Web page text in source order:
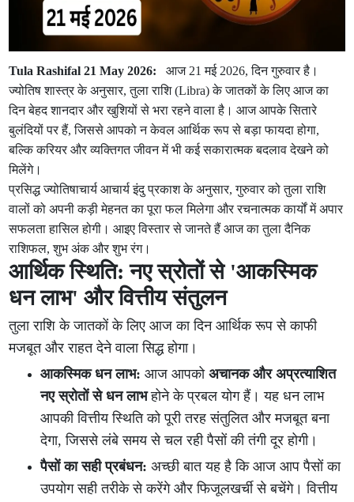
Tula Rashifal 21 May 2026: आज 21 मई 2026, दिन गुरुवार है।
ज्योतिष शास्त्र के अनुसार, तुला राशि (Libra) के जातकों के लिए आज का
दिन बेहद शानदार और खुशियों से भरा रहने वाला है। आज आपके सितारे
बुलंदियों पर हैं, जिससे आपको न केवल आर्थिक रूप से बड़ा फायदा होगा,
बल्कि करियर और व्यक्तिगत जीवन में भी कई सकारात्मक बदलाव देखने को
मिलेंगे।
प्रसिद्ध ज्योतिषाचार्य आचार्य इंदु प्रकाश के अनुसार, गुरुवार को तुला राशि
वालों को अपनी कड़ी मेहनत का पूरा फल मिलेगा और रचनात्मक कार्यों में अपार
सफलता हासिल होगी। आइए विस्तार से जानते हैं आज का तुला दैनिक
राशिफल, शुभ अंक और शुभ रंग।
आर्थिक स्थिति: नए स्रोतों से 'आकस्मिक
धन लाभ' और वित्तीय संतुलन
तुला राशि के जातकों के लिए आज का दिन आर्थिक रूप से काफी
मजबूत और राहत देने वाला सिद्ध होगा।
आकस्मिक धन लाभ: आज आपकोअचानक और अप्रत्याशित
नए स्रोतों से धन लाभहोने के प्रबल योग हैं। यह धन लाभ
आपकी वित्तीय स्थिति को पूरी तरह संतुलित और मजबूत बना
देगा, जिससे लंबे समय से चल रही पैसों की तंगी दूर होगी।
पैसों का सही प्रबंधन: अच्छी बात यह है कि आज आप पैसों का
उपयोग सही तरीके से करेंगे और फिजूलखर्ची से बचेंगे। वित्तीय